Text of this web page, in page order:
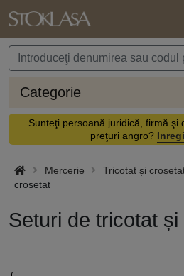
Categorie
Sunteţi persoană juridică, firmă şi
preţuri angro?
Mercerie Tricotat și
croșetat
Seturi de tricotat